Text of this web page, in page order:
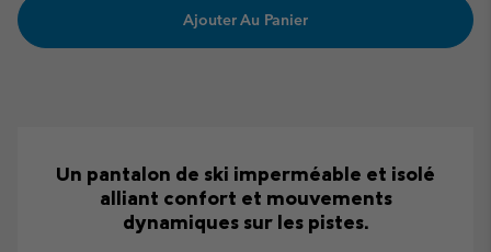
Ajouter Au Panier
Un pantalon de ski imperméable et isolé
alliant confort et mouvements
dynamiques sur les pistes.